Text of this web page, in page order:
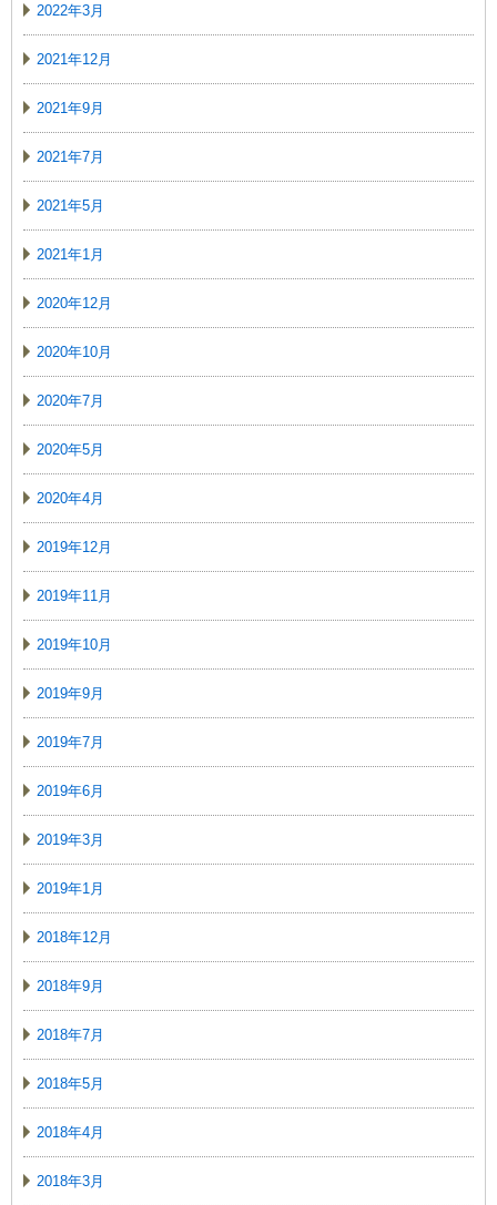
2022年3月
2021年12月
2021年9月
2021年7月
2021年5月
2021年1月
2020年12月
2020年10月
2020年7月
2020年5月
2020年4月
2019年12月
2019年11月
2019年10月
2019年9月
2019年7月
2019年6月
2019年3月
2019年1月
2018年12月
2018年9月
2018年7月
2018年5月
2018年4月
2018年3月